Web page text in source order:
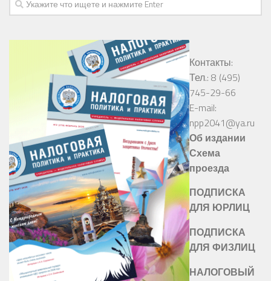
Контакты:
Тел.: 8 (495)
745-29-66
E-mail:
npp2041@ya.ru
Об издании
Схема
проезда
ПОДПИСКА
ДЛЯ ЮРЛИЦ
ПОДПИСКА
ДЛЯ ФИЗЛИЦ
НАЛОГОВЫЙ